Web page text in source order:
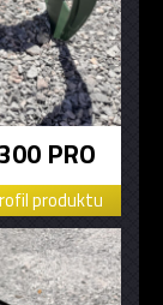
PRO
produktu